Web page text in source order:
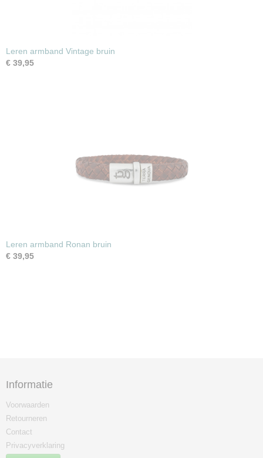
Leren armband Vintage bruin
€ 39,95
Leren armband Ronan bruin
€ 39,95
Informatie
Voorwaarden
Retourneren
Contact
Privacyverklaring